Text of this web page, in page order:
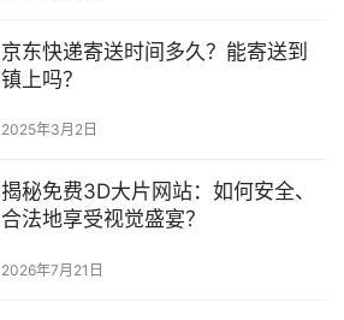
京东快递寄送时间多久？能寄送到
镇上吗？
2025年3月2日
揭秘免费3D大片网站：如何安全、
合法地享受视觉盛宴？
2026年7月21日